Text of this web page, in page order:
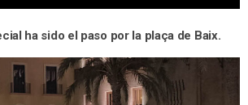
ha sido el paso por la plaça de Baix.